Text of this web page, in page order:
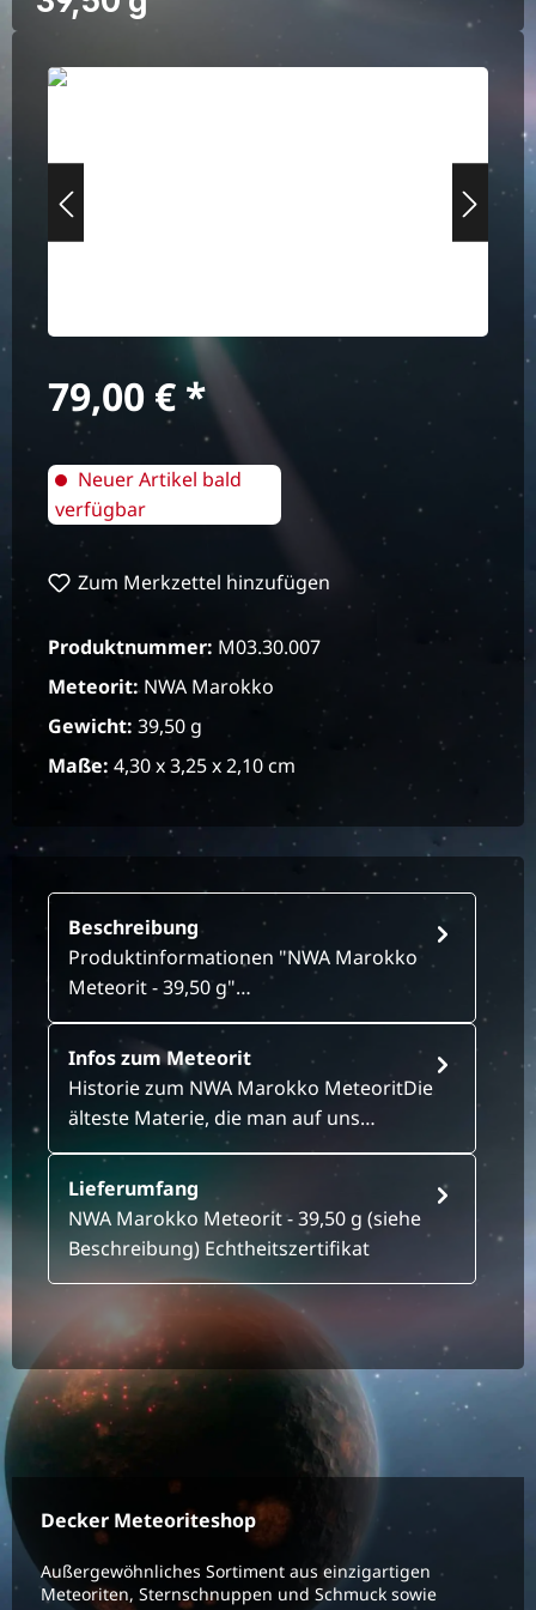
Bildergalerie überspringen
Regulärer Preis:
79,00 €
Neuer Artikel bald
verfügbar
Zum Merkzettel hinzufügen
Produktnummer: M03.30.007
Meteorit:NWA Marokko
Gewicht: 39,50 g
Maße: 4,30 x 3,25 x 2,10 cm
Beschreibung
Produktinformationen "NWA Marokko
Meteorit - 39,50 g"…
Infos zum Meteorit
Historie zum NWA Marokko MeteoritDie
älteste Materie, die man auf uns…
Lieferumfang
NWA Marokko Meteorit - 39,50 g (siehe
Beschreibung) Echtheitszertifikat
Decker Meteoriteshop
Außergewöhnliches Sortiment aus einzigartigen
Meteoriten, Sternschnuppen und Schmuck sowie